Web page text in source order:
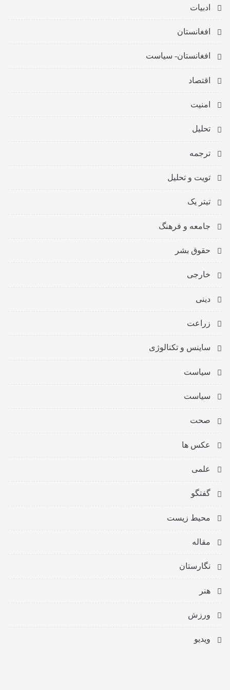
ادبیات
افغانستان
افغانستان- سیاست
اقتصاد
امنیت
تحلیل
ترجمه
تویت و تحلیل
تیتر یک
جامعه و فرهنگ
حقوق بشر
خارجی
دینی
زراعت
ساینس و تکنالوژی
سیاست
سیاست
صحت
عکس ها
علمی
گفتگو
محیط زیست
مقاله
نگارستان
هنر
ورزش
ویدیو